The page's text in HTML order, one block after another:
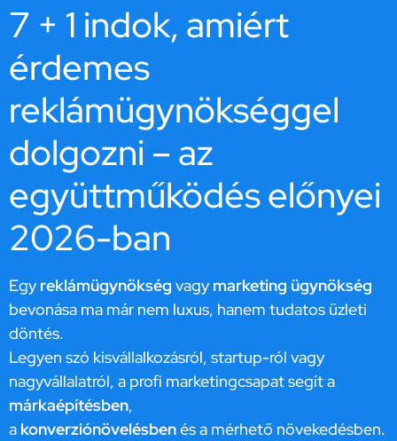
7 + 1 indok, amiért
érdemes
reklámügynökséggel
dolgozni – az
együttműködés előnyei
2026-ban
Egy reklámügynökség vagy marketing ügynökség
bevonása ma már nem luxus, hanem tudatos üzleti
döntés.
Legyen szó kisvállalkozásról, startup-ról vagy
nagyvállalatról, a profi marketingcsapat segít a
márkaépítésben,
a konverziónövelésbenés a mérhető növekedésben.